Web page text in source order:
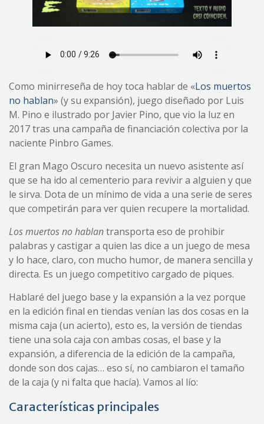
Como minirreseña de hoy toca hablar de «Los muertos
no hablan» (y su expansión), juego diseñado por Luis
M. Pino e ilustrado por Javier Pino, que vio la luz en
2017 tras una campaña de financiación colectiva por la
naciente Pinbro Games.
El gran Mago Oscuro necesita un nuevo asistente así
que se ha ido al cementerio para revivir a alguien y que
le sirva. Dota de un mínimo de vida a una serie de seres
que competirán para ver quien recupere la mortalidad.
Los muertos no hablantransporta eso de prohibir
palabras y castigar a quien las dice a un juego de mesa
y lo hace, claro, con mucho humor, de manera sencilla y
directa. Es un juego competitivo cargado de piques.
Hablaré del juego base y la expansión a la vez porque
en la edición final en tiendas venían las dos cosas en la
misma caja (un acierto), esto es, la versión de tiendas
tiene una sola caja con ambas cosas, el base y la
expansión, a diferencia de la edición de la campaña,
donde son dos cajas… eso sí, no cambiaron el tamaño
de la caja (y ni falta que hacía). Vamos al lío:
Características principales